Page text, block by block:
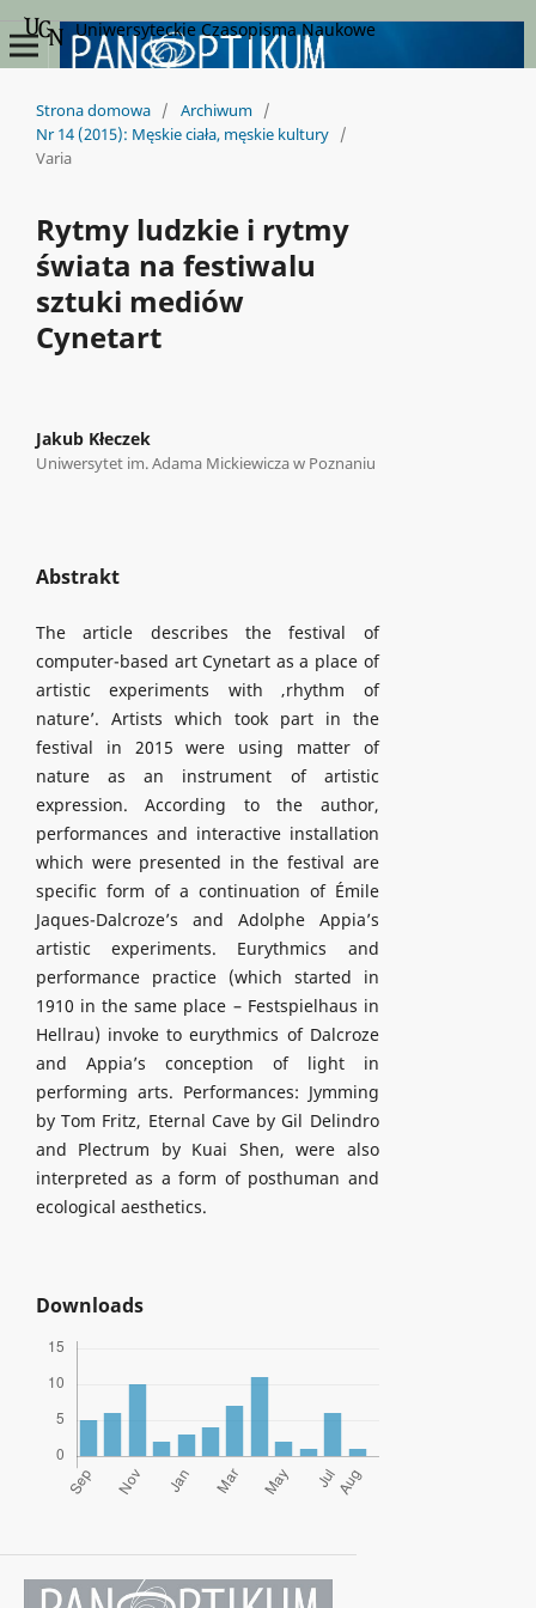
Uniwersyteckie Czasopisma Naukowe
Strona domowa / Archiwum /
Nr 14 (2015): Męskie ciała, męskie kultury /
Varia
Rytmy ludzkie i rytmy
świata na festiwalu
sztuki mediów
Cynetart
Jakub Kłeczek
Uniwersytet im. Adama Mickiewicza w Poznaniu
Abstrakt
The article describes the festival of
computer-based art Cynetart as a place of
artistic experiments with ‚rhythm of
nature’. Artists which took part in the
festival in 2015 were using matter of
nature as an instrument of artistic
expression. According to the author,
performances and interactive installation
which were presented in the festival are
specific form of a continuation of Émile
Jaques-Dalcroze’s and Adolphe Appia’s
artistic experiments. Eurythmics and
performance practice (which started in
1910 in the same place – Festspielhaus in
Hellrau) invoke to eurythmics of Dalcroze
and Appia’s conception of light in
performing arts. Performances: Jymming
by Tom Fritz, Eternal Cave by Gil Delindro
and Plectrum by Kuai Shen, were also
interpreted as a form of posthuman and
ecological aesthetics.
Downloads